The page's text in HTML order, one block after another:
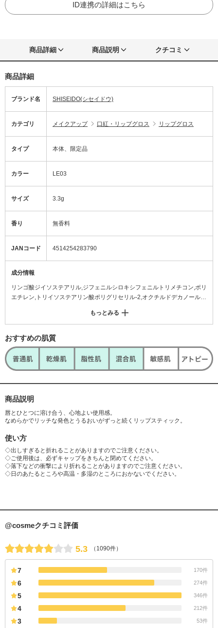
ID連携の詳細はこちら
商品詳細 商品説明 クチコミ
商品詳細
ブランド名 SHISEIDO(シセイドウ)
カテゴリ メイクアップ 口紅・リップグロス リップグロス
タイプ 本体、限定品
カラー LE03
サイズ 3.3g
香り 無香料
JANコード 4514254283790
成分情報
リンゴ酸ジイソステアリル,ジフェニルシロキシフェニルトリメチコン,ポリ
エチレン,トリイソステアリン酸ポリグリセリル-2,オクチルドデカノール,
テン,トリイソステアリン,セスキイソステアリン酸ソルビタン,マイクロク
リスタリンワックス,トリエチルヘキサン酸トリメチロールプロパン,ヒドロ
キシアパタイト,サフラワー油,ジイソステアリン酸グリセリル,ベヘン酸グ
リセリル,メチコン,水酸化Al,テトラデセン,ポリシリコーン-2,トコフェロー
ル,ステアリン酸Ca,シメチコン,BHT,シリカ,ジメチコン,ジメチコンクロス
もっとみる
おすすめの肌質
商品説明
唇とひとつに溶け合う、心地よい使用感。
なめらかでリッチな発色とうるおいがずっと続くリップスティック。
使い方
◇出しすぎると折れることがありますのでご注意ください。
◇ご使用後は、必ずキャップをきちんと閉めてください。
◇落下などの衝撃により折れることがありますのでご注意ください。
◇日のあたるところや高温・多湿のところにおかないでください。
@cosmeクチコミ評価
5.3 （1090件）
7 170件
6 274件
5 346件
4 212件
3 53件